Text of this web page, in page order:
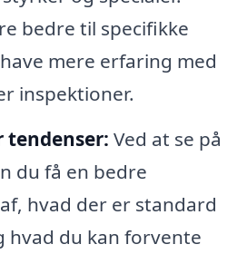
bedre til specifikke
mere erfaring med
inspektioner.
tendenser: Ved at se på
du få en bedre
hvad der er standard
hvad du kan forvente